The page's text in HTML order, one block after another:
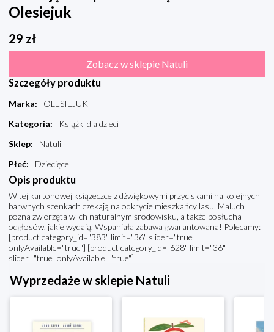
Olesiejuk
29 zł
Zobacz w sklepie Natuli
Szczegóły produktu
Marka:
OLESIEJUK
Kategoria:
Książki dla dzieci
Sklep:
Natuli
Płeć: Dziecięce
Opis produktu
W tej kartonowej książeczce z dźwiękowymi przyciskami na kolejnych
barwnych scenkach czekają na odkrycie mieszkańcy lasu. Maluch
pozna zwierzęta w ich naturalnym środowisku, a także posłucha
odgłosów, jakie wydają. Wspaniała zabawa gwarantowana! Polecamy:
[product category_id="383" limit="36" slider="true"
onlyAvailable="true"] [product category_id="628" limit="36"
slider="true" onlyAvailable="true"]
Wyprzedaże w sklepie Natuli